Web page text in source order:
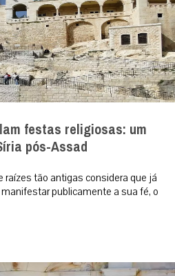
festas religiosas: um
pós-Assad
raízes tão antigas considera que já
publicamente a sua fé, o